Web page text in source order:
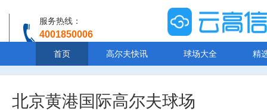
服务热线：
4001850006
首页 高尔夫快讯 球场大全 精
北京黄港国际高尔夫球场